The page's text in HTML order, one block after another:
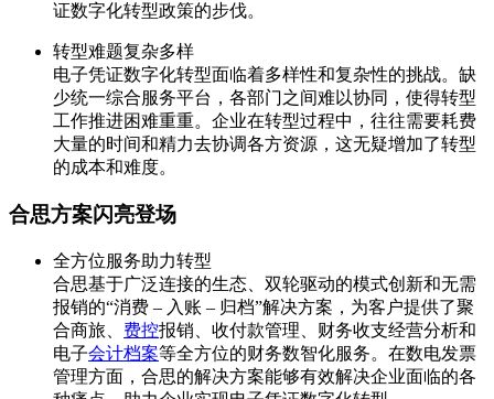
证数字化转型政策的步伐。
转型难题复杂多样
电子凭证数字化转型面临着多样性和复杂性的挑战。缺
少统一综合服务平台，各部门之间难以协同，使得转型
工作推进困难重重。企业在转型过程中，往往需要耗费
大量的时间和精力去协调各方资源，这无疑增加了转型
的成本和难度。
合思方案闪亮登场
全方位服务助力转型
合思基于广泛连接的生态、双轮驱动的模式创新和无需
报销的“消费 – 入账 – 归档”解决方案，为客户提供了聚
合商旅、 费控报销、收付款管理、财务收支经营分析和
电子会计档案等全方位的财务数智化服务。在数电发票
管理方面，合思的解决方案能够有效解决企业面临的各